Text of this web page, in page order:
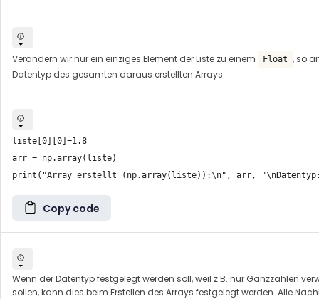
Verändern wir nur ein einziges Element der Liste zu einem Float , so
Datentyp des gesamten daraus erstellten Arrays:
liste[0][0]=1.8
arr = np.array(liste)
Copy code
Wenn der Datentyp festgelegt werden soll, weil z.B. nur Ganzzahlen
sollen, kann dies beim Erstellen des Arrays festgelegt werden. Alle